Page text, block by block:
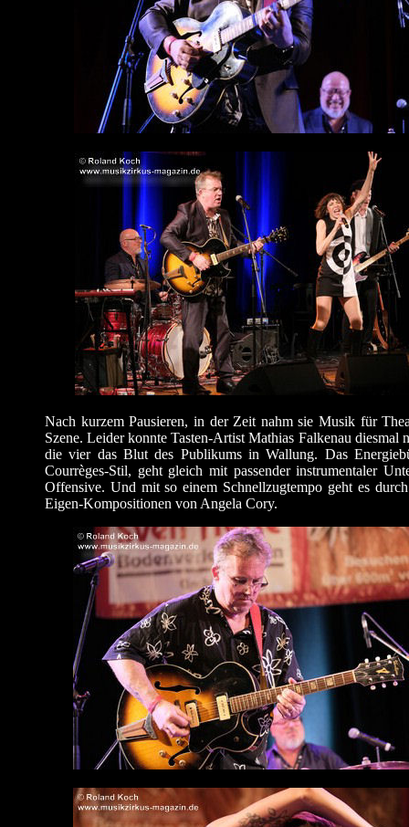
Nach kurzem Pausieren, in der Zeit nahm sie Musik für
Szene. Leider konnte Tasten-Artist Mathias Falkenau
die vier das Blut des Publikums in Wallung. Das
Courrèges-Stil, geht gleich mit passender instrumentaler
Offensive. Und mit so einem Schnellzugtempo geht es
Eigen-Kompositionen von Angela Cory.